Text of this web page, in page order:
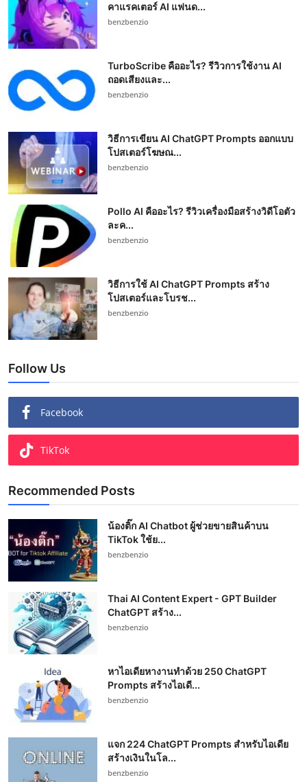
คาแรคเตอร์ AI แฟนด...
benzbenzio
TurboScribe คืออะไร? รีวิวการใช้งาน AI
ถอดเสียงและ...
benzbenzio
วิธีการเขียน AI ChatGPT Prompts ออกแบบ
โปสเตอร์โฆษณ...
benzbenzio
Pollo AI คืออะไร? รีวิวเครื่องมือสร้างวิดีโอตัว
ละค...
benzbenzio
วิธีการใช้ AI ChatGPT Prompts สร้าง
โปสเตอร์และโบรช...
benzbenzio
Follow Us
Facebook
TikTok
Recommended Posts
น้องติ๊ก AI Chatbot ผู้ช่วยขายสินค้าบน
TikTok ใช้ย...
benzbenzio
Thai AI Content Expert - GPT Builder
ChatGPT สร้าง...
benzbenzio
หาไอเดียหางานทำด้วย 250 ChatGPT
Prompts สร้างไอเดี...
benzbenzio
แจก 224 ChatGPT Prompts สำหรับไอเดีย
สร้างเงินในโล...
benzbenzio